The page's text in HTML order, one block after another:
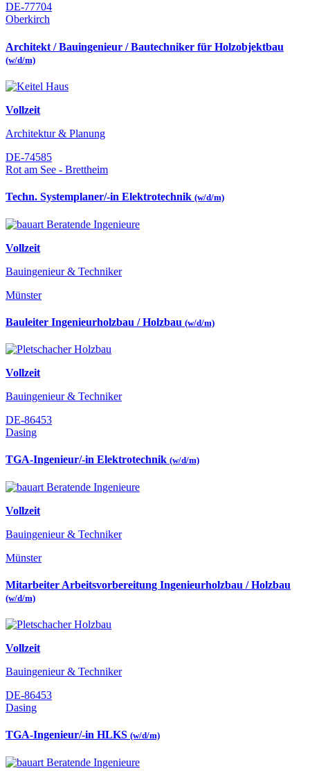
DE-77704
Oberkirch
Architekt / Bauingenieur / Bautechniker für Holzobjektbau
(w/d/m)
Vollzeit
Architektur & Planung
DE-74585
Rot am See - Brettheim
Techn. Systemplaner/-in Elektrotechnik (w/d/m)
Vollzeit
Bauingenieur & Techniker
Münster
Bauleiter Ingenieurholzbau / Holzbau (w/d/m)
Vollzeit
Bauingenieur & Techniker
DE-86453
Dasing
TGA-Ingenieur/-in Elektrotechnik (w/d/m)
Vollzeit
Bauingenieur & Techniker
Münster
Mitarbeiter Arbeitsvorbereitung Ingenieurholzbau / Holzbau
(w/d/m)
Vollzeit
Bauingenieur & Techniker
DE-86453
Dasing
TGA-Ingenieur/-in HLKS (w/d/m)